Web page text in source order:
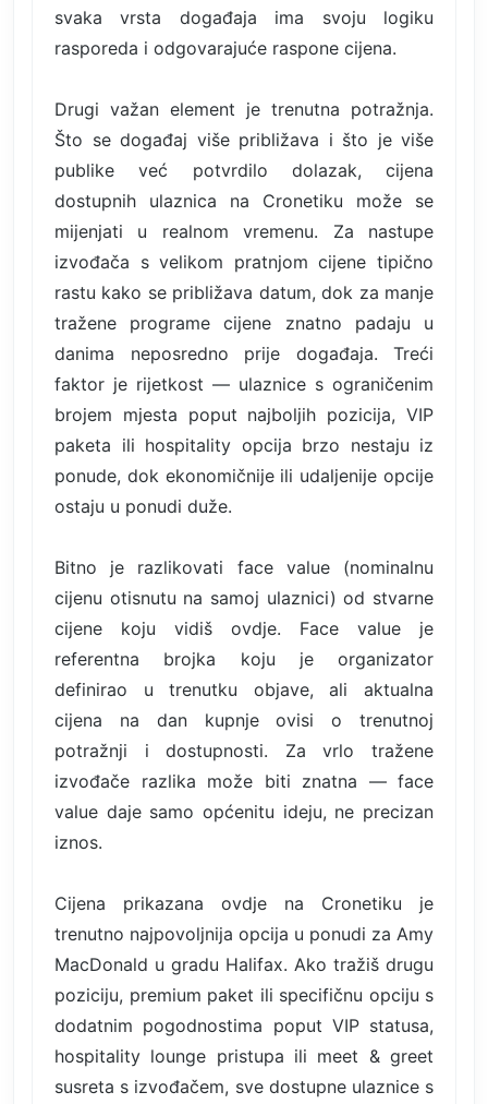
svaka vrsta događaja ima svoju logiku
rasporeda i odgovarajuće raspone cijena.
Drugi važan element je trenutna potražnja.
Što se događaj više približava i što je više
publike već potvrdilo dolazak, cijena
dostupnih ulaznica na Cronetiku može se
mijenjati u realnom vremenu. Za nastupe
izvođača s velikom pratnjom cijene tipično
rastu kako se približava datum, dok za manje
tražene programe cijene znatno padaju u
danima neposredno prije događaja. Treći
faktor je rijetkost — ulaznice s ograničenim
brojem mjesta poput najboljih pozicija, VIP
paketa ili hospitality opcija brzo nestaju iz
ponude, dok ekonomičnije ili udaljenije opcije
ostaju u ponudi duže.
Bitno je razlikovati face value (nominalnu
cijenu otisnutu na samoj ulaznici) od stvarne
cijene koju vidiš ovdje. Face value je
referentna brojka koju je organizator
definirao u trenutku objave, ali aktualna
cijena na dan kupnje ovisi o trenutnoj
potražnji i dostupnosti. Za vrlo tražene
izvođače razlika može biti znatna — face
value daje samo općenitu ideju, ne precizan
iznos.
Cijena prikazana ovdje na Cronetiku je
trenutno najpovoljnija opcija u ponudi za Amy
MacDonald u gradu Halifax. Ako tražiš drugu
poziciju, premium paket ili specifičnu opciju s
dodatnim pogodnostima poput VIP statusa,
hospitality lounge pristupa ili meet & greet
susreta s izvođačem, sve dostupne ulaznice s